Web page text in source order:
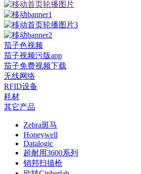
茄子色视频
茄子视频污版app
茄子免费视频下载
无线网络
RFID设备
耗材
其它产品
Zebra斑马
Honeywell
Datalogic
超耐用3600系列
销邦扫描枪